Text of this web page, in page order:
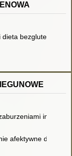
dieta bezglutenowa :
lektura
rozwiązań
afektywne